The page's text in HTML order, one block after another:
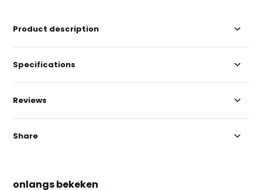
Product description
Specifications
Reviews
Share
onlangs bekeken